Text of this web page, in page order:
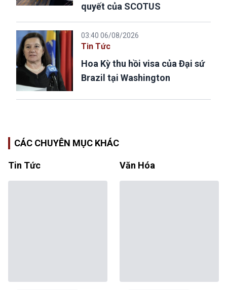
quyết của SCOTUS
03:40 06/08/2026
Tin Tức
Hoa Kỳ thu hồi visa của Đại sứ
Brazil tại Washington
CÁC CHUYÊN MỤC KHÁC
Tin Tức Văn Hóa